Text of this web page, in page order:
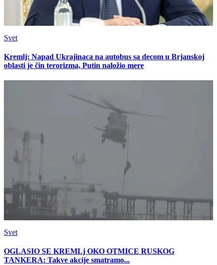
Svet
Kremlj: Napad Ukrajinaca na autobus sa decom u Brjanskoj
oblasti je čin terorizma, Putin naložio mere
Svet
OGLASIO SE KREMLj OKO OTMICE RUSKOG
TANKERA: Takve akcije smatramo...